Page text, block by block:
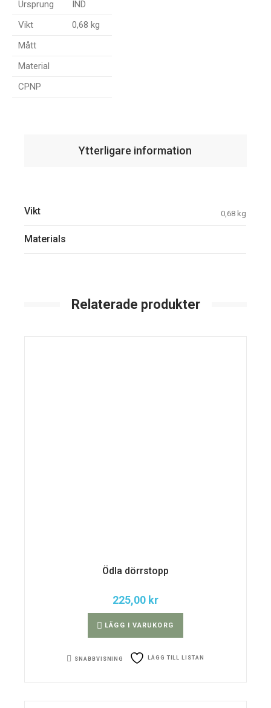
Ursprung
IND
Vikt
0,68 kg
Mått
Material
CPNP
Ytterligare information
Vikt 0,68 kg
Materials
Relaterade produkter
Ödla dörrstopp
225,00 kr
LÄGG I VARUKORG
SNABBVISNING LÄGG TILL LISTAN